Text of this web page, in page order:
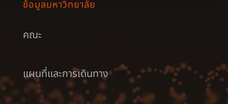
ข้อมูลมหาวิทยาลัย
คณะ
แผนที่และการเดินทาง